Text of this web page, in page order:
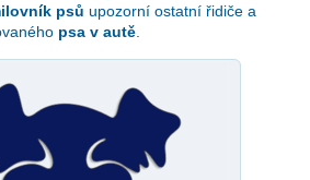
psů upozorní ostatní řidiče a
psa v autě